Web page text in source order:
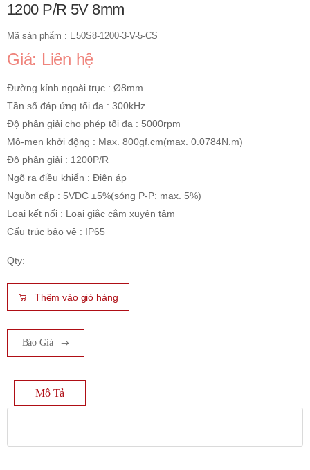
1200 P/R 5V 8mm
Mã sản phẩm : E50S8-1200-3-V-5-CS
Giá: Liên hệ
Đường kính ngoài trục : Ø8mm
Tần số đáp ứng tối đa : 300kHz
Độ phân giải cho phép tối đa : 5000rpm
Mô-men khởi động : Max. 800gf.cm(max. 0.0784N.m)
Độ phân giải : 1200P/R
Ngõ ra điều khiển : Điện áp
Nguồn cấp : 5VDC ±5%(sóng P-P: max. 5%)
Loại kết nối : Loại giắc cắm xuyên tâm
Cấu trúc bảo vệ : IP65
Qty:
Thêm vào giỏ hàng
Báo Giá
Mô Tả